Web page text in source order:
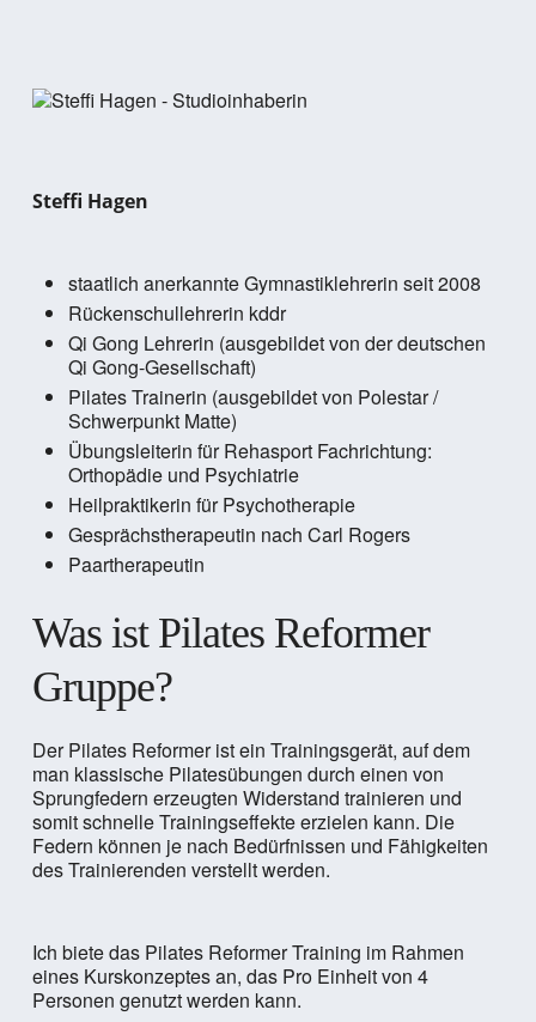
Steffi Hagen
staatlich anerkannte Gymnastiklehrerin seit 2008
Rückenschullehrerin kddr
Qi Gong Lehrerin (ausgebildet von der deutschen
Qi Gong-Gesellschaft)
Pilates Trainerin (ausgebildet von Polestar /
Schwerpunkt Matte)
Übungsleiterin für Rehasport Fachrichtung:
Orthopädie und Psychiatrie
Heilpraktikerin für Psychotherapie
Gesprächstherapeutin nach Carl Rogers
Paartherapeutin
Was ist Pilates Reformer
Gruppe?
Der Pilates Reformer ist ein Trainingsgerät, auf dem
man klassische Pilatesübungen durch einen von
Sprungfedern erzeugten Widerstand trainieren und
somit schnelle Trainingseffekte erzielen kann. Die
Federn können je nach Bedürfnissen und Fähigkeiten
des Trainierenden verstellt werden.
Ich biete das Pilates Reformer Training im Rahmen
eines Kurskonzeptes an, das Pro Einheit von 4
Personen genutzt werden kann.